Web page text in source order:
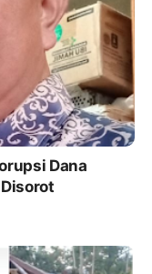
Dana
Dinas Utara Disorot